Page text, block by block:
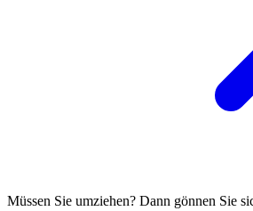
Müssen Sie umziehen? Dann gönnen Sie